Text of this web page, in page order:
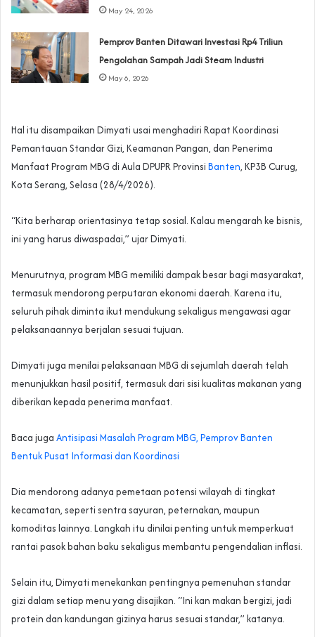
May 24, 2026
Pemprov Banten Ditawari Investasi Rp4 Triliun
Pengolahan Sampah Jadi Steam Industri
May 6, 2026
Hal itu disampaikan Dimyati usai menghadiri Rapat Koordinasi
Pemantauan Standar Gizi, Keamanan Pangan, dan Penerima
Manfaat Program MBG di Aula DPUPR Provinsi Banten, KP3B Curug,
Kota Serang, Selasa (28/4/2026).
“Kita berharap orientasinya tetap sosial. Kalau mengarah ke bisnis,
ini yang harus diwaspadai,” ujar Dimyati.
Menurutnya, program MBG memiliki dampak besar bagi masyarakat,
termasuk mendorong perputaran ekonomi daerah. Karena itu,
seluruh pihak diminta ikut mendukung sekaligus mengawasi agar
pelaksanaannya berjalan sesuai tujuan.
Dimyati juga menilai pelaksanaan MBG di sejumlah daerah telah
menunjukkan hasil positif, termasuk dari sisi kualitas makanan yang
diberikan kepada penerima manfaat.
Baca juga Antisipasi Masalah Program MBG, Pemprov Banten
Bentuk Pusat Informasi dan Koordinasi
Dia mendorong adanya pemetaan potensi wilayah di tingkat
kecamatan, seperti sentra sayuran, peternakan, maupun
komoditas lainnya. Langkah itu dinilai penting untuk memperkuat
rantai pasok bahan baku sekaligus membantu pengendalian inflasi.
Selain itu, Dimyati menekankan pentingnya pemenuhan standar
gizi dalam setiap menu yang disajikan. “Ini kan makan bergizi, jadi
protein dan kandungan gizinya harus sesuai standar,” katanya.